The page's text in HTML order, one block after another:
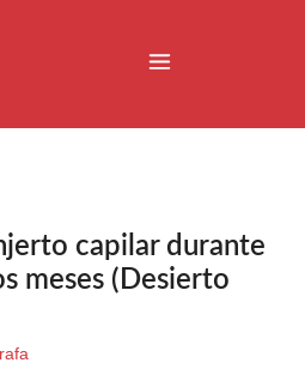
capilar durante
meses (Desierto
rafa